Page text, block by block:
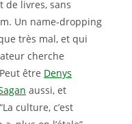
de livres, sans
Un name-dropping
très mal, et qui
cherche
être Denys
aussi, et
culture, c’est